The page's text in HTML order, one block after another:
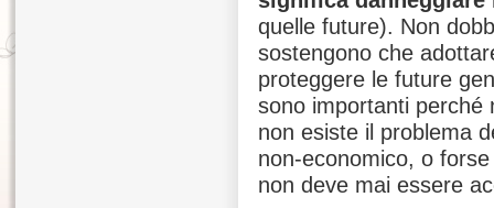
quelle future). Non
sostengono che
proteggere le future
sono importanti perché
non esiste il problema
non-economico, o
non deve mai essere